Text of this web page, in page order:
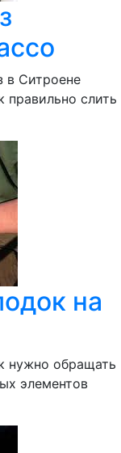
в Ситроене
правильно слить
на
нужно обращать
элементов